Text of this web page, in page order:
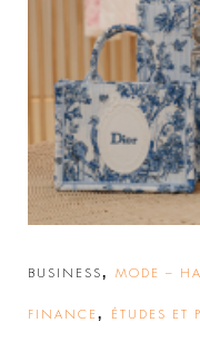
BUSINESS, MODE –
FINANCE , ÉTUDES ET